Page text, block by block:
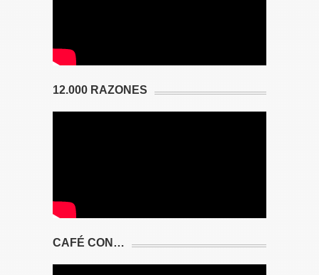
12.000 RAZONES
CAFÉ CON…